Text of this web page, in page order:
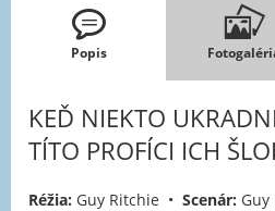
Popis
KEĎ NIEKTO
TÍTO PROFÍCI ICH
Réžia: Guy Ritchie • Scenár: